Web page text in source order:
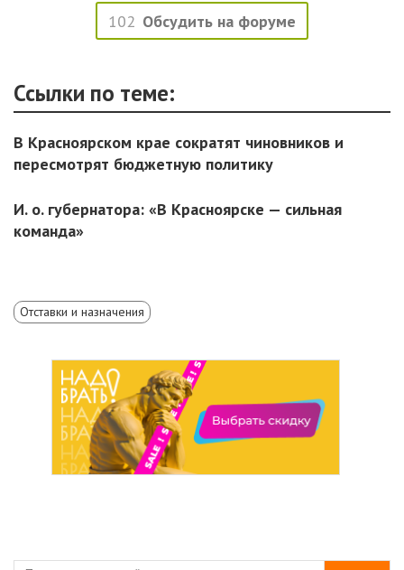
102 Обсудить на форуме
Ссылки по теме:
В Красноярском крае сократят чиновников и
пересмотрят бюджетную политику
И. о. губернатора: «В Красноярске — сильная
команда»
Отставки и назначения